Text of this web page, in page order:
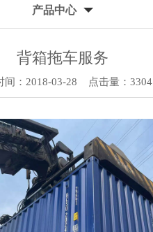
产品中心
背箱拖车服务
间：2018-03-28 点击量：3304